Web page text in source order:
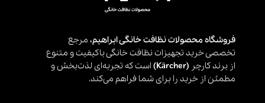
فروشگاه محصولات نظافت خانگی ابراهیم، مرجع
تخصصی خرید تجهیزات نظافت خانگی باکیفیت و متنوع
از برند کارچر (Kärcher)
است که تجربه‌ای لذت‌بخش و
مطمئن از خرید را برای شما فراهم می‌کند.